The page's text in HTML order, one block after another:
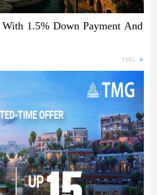
1.5% Down Payment And
TMG